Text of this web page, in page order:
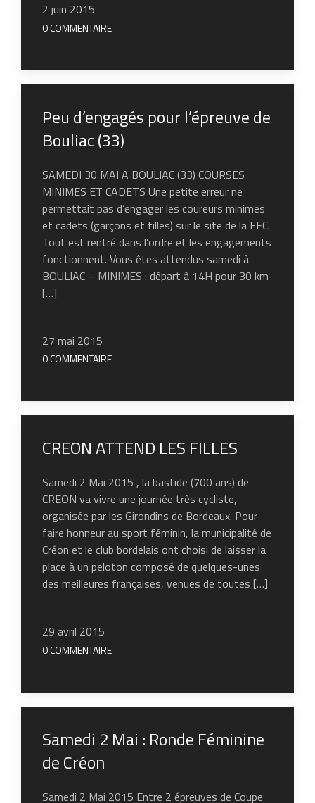
2 juin 2015
0 COMMENTAIRE
Peu d’engagés pour l’épreuve de
Bouliac (33)
SAMEDI 30 MAI A BOULIAC (33) COURSES
MINIMES ET CADETS Une petite erreur ne
permettait pas d’engager les coureurs minimes
et cadets (garçons et filles) sur le site de la FFC.
Tout est rentré dans l’ordre et les engagements
fonctionnent. Vous êtes attendus samedi à
BOULIAC – MINIMES : départ à 14H pour 30 km
[…]
27 mai 2015
0 COMMENTAIRE
CREON ATTEND LES FILLES
Samedi 2 Mai 2015 , la bastide (700 ans) de
CREON va vivre une journée très cycliste,
organisée par les Girondins de Bordeaux. Pour
faire honneur au sport féminin, la municipalité de
Créon et le club bordelais ont choisi de laisser la
place à un peloton composé de quelques-unes
des meilleures françaises, venues de toutes […]
29 avril 2015
0 COMMENTAIRE
Samedi 2 Mai : Ronde Féminine
de Créon
Samedi 2 Mai 2015 Entre 2 épreuves de Coupe